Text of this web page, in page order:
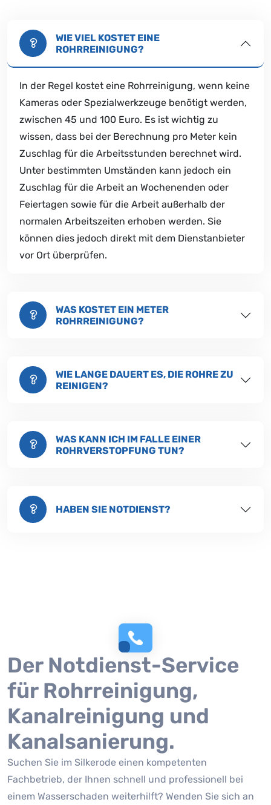
WIE VIEL KOSTET EINE
ROHRREINIGUNG?
In der Regel kostet eine Rohrreinigung, wenn keine
Kameras oder Spezialwerkzeuge benötigt werden,
zwischen 45 und 100 Euro. Es ist wichtig zu
wissen, dass bei der Berechnung pro Meter kein
Zuschlag für die Arbeitsstunden berechnet wird.
Unter bestimmten Umständen kann jedoch ein
Zuschlag für die Arbeit an Wochenenden oder
Feiertagen sowie für die Arbeit außerhalb der
normalen Arbeitszeiten erhoben werden. Sie
können dies jedoch direkt mit dem Dienstanbieter
vor Ort überprüfen.
WAS KOSTET EIN METER
ROHRREINIGUNG?
WIE LANGE DAUERT ES, DIE ROHRE ZU
REINIGEN?
WAS KANN ICH IM FALLE EINER
ROHRVERSTOPFUNG TUN?
HABEN SIE NOTDIENST?
Der Notdienst-Service
für Rohrreinigung,
Kanalreinigung und
Kanalsanierung.
Suchen Sie im Silkerode einen kompetenten
Fachbetrieb, der Ihnen schnell und professionell bei
einem Wasserschaden weiterhilft? Wenden Sie sich an